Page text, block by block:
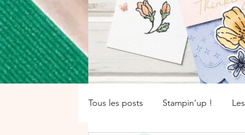
Tous les posts Stampin'up !